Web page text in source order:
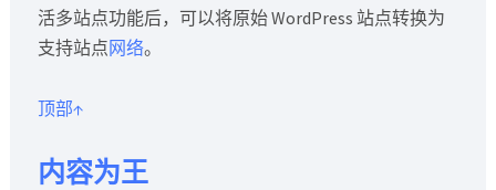
活多站点功能后，可以将原始 WordPress 站点转换为
支持站点网络。
顶部↑
内容为王